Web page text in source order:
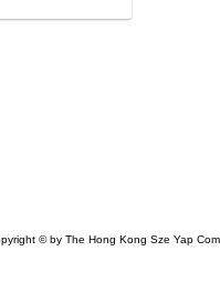
© by The Hong Kong Sze Yap